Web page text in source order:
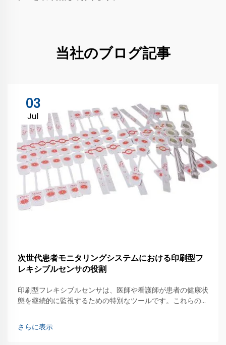
当社のブログ記事
03
Jul
次世代患者モニタリングシステムにおける印刷型フ
レキシブルセンサの役割
印刷型フレキシブルセンサは、医師や看護師が患者の健康状
態を継続的に監視するための特別なツールです。これらのセ
単に使用できます。皮膚に装着して心拍数などの生体情報を
測定することが可能です…
さらに表示